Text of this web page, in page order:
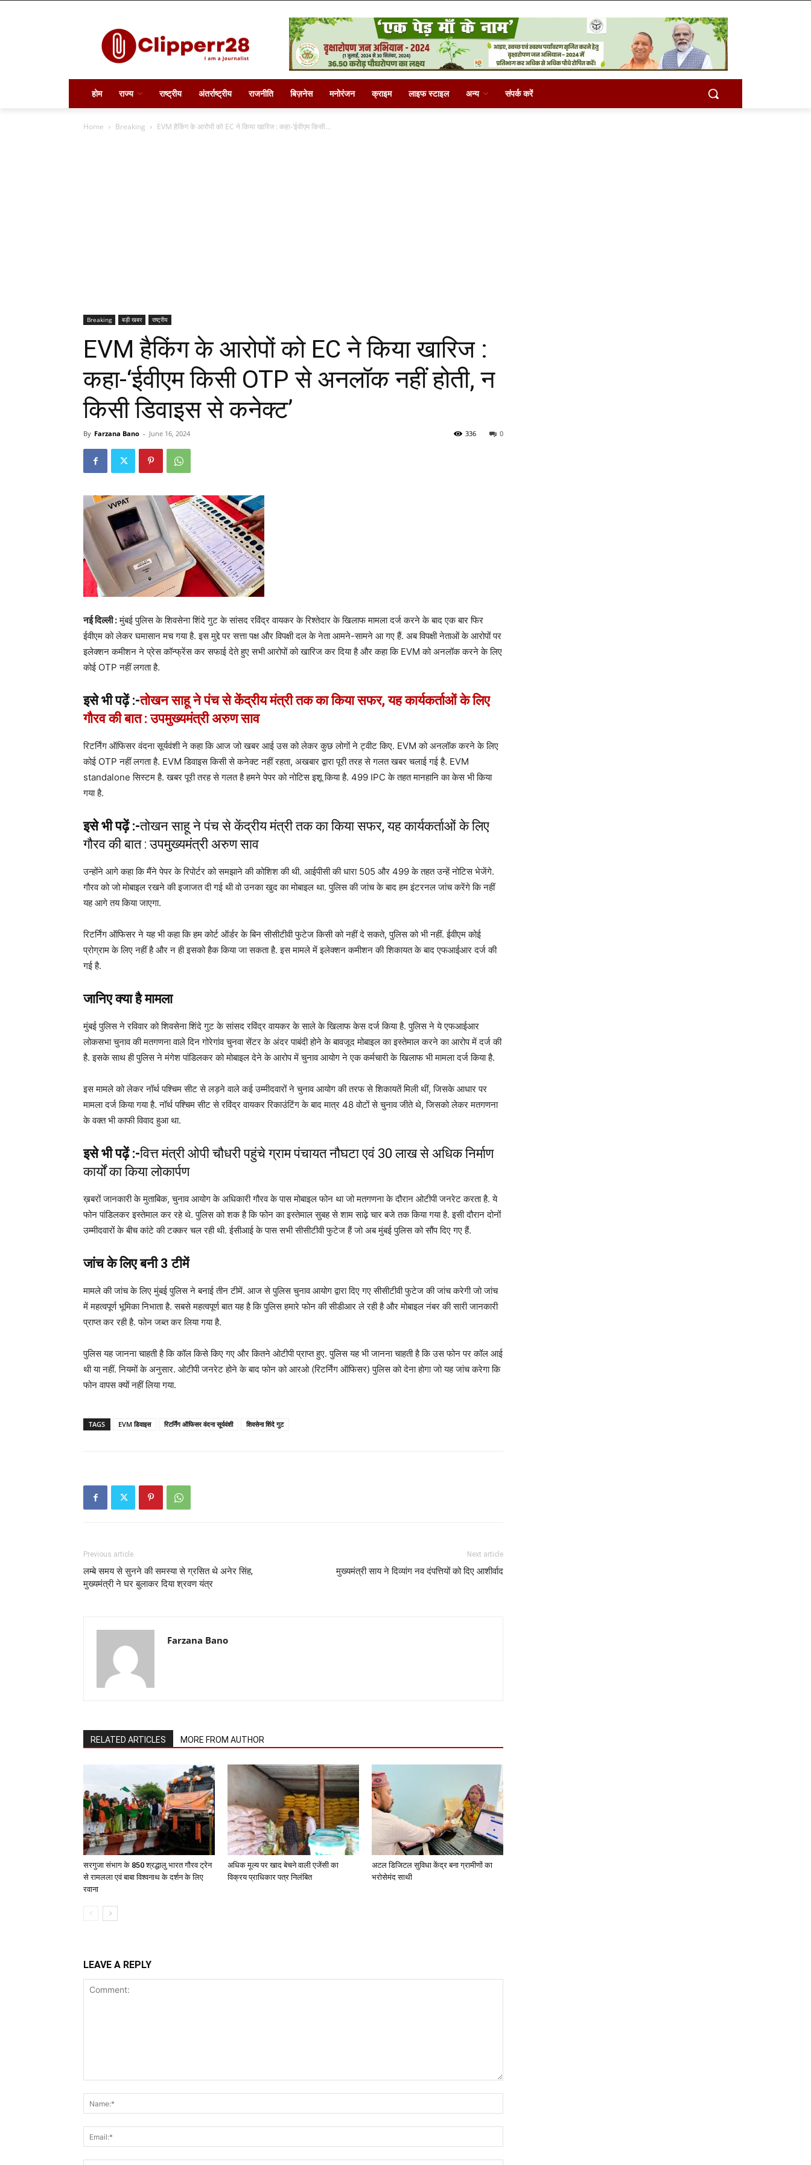
होम राज्य राष्ट्रीय अंतर्राष्ट्रीय राजनीति बिज़नेस मनोरंजन क्राइम लाइफ स्टाइल अन्य संपर्क करें
Home Breaking EVM हैकिंग के आरोपों को EC ने किया खारिज : कहा-‘ईवीएम किसी...
Breaking बड़ी खबर राष्ट्रीय
EVM हैकिंग के आरोपों को EC ने किया खारिज :
कहा-‘ईवीएम किसी OTP से अनलॉक नहीं होती, न
किसी डिवाइस से कनेक्ट’
By Farzana Bano - June 16, 2024 0
336
नई दिल्ली :मुंबई पुलिस के शिवसेना शिंदे गुट के सांसद रविंद्र वायकर के रिश्तेदार के खिलाफ मामला दर्ज करने के बाद एक बार फिर
ईवीएम को लेकर घमासान मच गया है. इस मुद्दे पर सत्ता पक्ष और विपक्षी दल के नेता आमने-सामने आ गए हैं. अब विपक्षी नेताओं के आरोपों पर
इलेक्शन कमीशन ने प्रेस कॉन्फ्रेंस कर सफाई देते हुए सभी आरोपों को खारिज कर दिया है और कहा कि EVM को अनलॉक करने के लिए
कोई OTP नहीं लगता है.
इसे भी पढ़ें :-तोखन साहू ने पंच से केंद्रीय मंत्री तक का किया सफर, यह कार्यकर्ताओं के लिए
गौरव की बात : उपमुख्यमंत्री अरुण साव
रिटर्निंग ऑफिसर वंदना सूर्यवंशी ने कहा कि आज जो खबर आई उस को लेकर कुछ लोगों ने ट्वीट किए. EVM को अनलॉक करने के लिए
कोई OTP नहीं लगता है. EVM डिवाइस किसी से कनेक्ट नहीं रहता, अखबार द्वारा पूरी तरह से गलत खबर चलाई गई है. EVM
standalone सिस्टम है. खबर पूरी तरह से गलत है हमने पेपर को नोटिस इशू किया है. 499 IPC के तहत मानहानि का केस भी किया
गया है.
इसे भी पढ़ें :-तोखन साहू ने पंच से केंद्रीय मंत्री तक का किया सफर, यह कार्यकर्ताओं के लिए
गौरव की बात : उपमुख्यमंत्री अरुण साव
उन्होंने आगे कहा कि मैंने पेपर के रिपोर्टर को समझाने की कोशिश की थी. आईपीसी की धारा 505 और 499 के तहत उन्हें नोटिस भेजेंगे.
गौरव को जो मोबाइल रखने की इजाजत दी गई थी वो उनका खुद का मोबाइल था. पुलिस की जांच के बाद हम इंटरनल जांच करेंगे कि नहीं
यह आगे तय किया जाएगा.
रिटर्निंग ऑफिसर ने यह भी कहा कि हम कोर्ट ऑर्डर के बिन सीसीटीवी फुटेज किसी को नहीं दे सकते, पुलिस को भी नहीं. ईवीएम कोई
प्रोग्राम के लिए नहीं है और न ही इसको हैक किया जा सकता है. इस मामले में इलेक्शन कमीशन की शिकायत के बाद एफआईआर दर्ज की
गई है.
जानिए क्या है मामला
मुंबई पुलिस ने रविवार को शिवसेना शिंदे गुट के सांसद रविंद्र वायकर के साले के खिलाफ केस दर्ज किया है. पुलिस ने ये एफआईआर
लोकसभा चुनाव की मतगणना वाले दिन गोरेगांव चुनवा सेंटर के अंदर पाबंदी होने के बावजूद मोबाइल का इस्तेमाल करने का आरोप में दर्ज की
है. इसके साथ ही पुलिस ने मंगेश पांडिलकर को मोबाइल देने के आरोप में चुनाव आयोग ने एक कर्मचारी के खिलाफ भी मामला दर्ज किया है.
इस मामले को लेकर नॉर्थ पश्चिम सीट से लड़ने वाले कई उम्मीदवारों ने चुनाव आयोग की तरफ से शिकायतें मिली थीं, जिसके आधार पर
मामला दर्ज किया गया है. नॉर्थ पश्चिम सीट से रविंद्र वायकर रिकाउंटिंग के बाद मात्र 48 वोटों से चुनाव जीते थे, जिसको लेकर मतगणना
के वक्त भी काफी विवाद हुआ था.
इसे भी पढ़ें :-वित्त मंत्री ओपी चौधरी पहुंचे ग्राम पंचायत नौघटा एवं 30 लाख से अधिक निर्माण
कार्यों का किया लोकार्पण
ख़बरों जानकारी के मुताबिक, चुनाव आयोग के अधिकारी गौरव के पास मोबाइल फोन था जो मतगणना के दौरान ओटीपी जनरेट करता है. ये
फोन पांडिलकर इस्तेमाल कर रहे थे. पुलिस को शक है कि फोन का इस्तेमाल सुबह से शाम साढ़े चार बजे तक किया गया है. इसी दौरान दोनों
उम्मीदवारों के बीच कांटे की टक्कर चल रही थी. ईसीआई के पास सभी सीसीटीवी फुटेज हैं जो अब मुंबई पुलिस को सौंप दिए गए हैं.
जांच के लिए बनी 3 टीमें
मामले की जांच के लिए मुंबई पुलिस ने बनाई तीन टीमें. आज से पुलिस चुनाव आयोग द्वारा दिए गए सीसीटीवी फुटेज की जांच करेगी जो जांच
में महत्वपूर्ण भूमिका निभाता है. सबसे महत्वपूर्ण बात यह है कि पुलिस हमारे फोन की सीडीआर ले रही है और मोबाइल नंबर की सारी जानकारी
प्राप्त कर रही है. फोन जब्त कर लिया गया है.
पुलिस यह जानना चाहती है कि कॉल किसे किए गए और कितने ओटीपी प्राप्त हुए. पुलिस यह भी जानना चाहती है कि उस फोन पर कॉल आई
थी या नहीं. नियमों के अनुसार. ओटीपी जनरेट होने के बाद फोन को आरओ (रिटर्निंग ऑफिसर) पुलिस को देना होगा जो यह जांच करेगा कि
फोन वापस क्यों नहीं लिया गया.
TAGS EVM डिवाइस रिटर्निंग ऑफिसर वंदना सूर्यवंशी शिवसेना शिंदे गुट
Previous article
लम्बे समय से सुनने की समस्या से ग्रसित थे अनेर सिंह,
मुख्यमंत्री ने घर बुलाकर दिया श्रवण यंत्र
Next article
मुख्यमंत्री साय ने दिव्यांग नव दंपत्तियों को दिए आशीर्वाद
Farzana Bano
RELATED ARTICLES MORE FROM AUTHOR
सरगुजा संभाग के 850 श्रद्धालु भारत गौरव ट्रेन
से रामलला एवं बाबा विश्वनाथ के दर्शन के लिए
रवाना
अधिक मूल्य पर खाद बेचने वाली एजेंसी का
विक्रय प्राधिकार पत्र निलंबित
अटल डिजिटल सुविधा केंद्र बना ग्रामीणों का
भरोसेमंद साथी
LEAVE A REPLY